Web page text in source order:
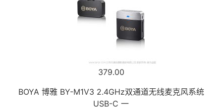
379.00
BOYA 博雅 BY-M1V3 2.4GHz双通道无线麦克风系统
USB-C 一